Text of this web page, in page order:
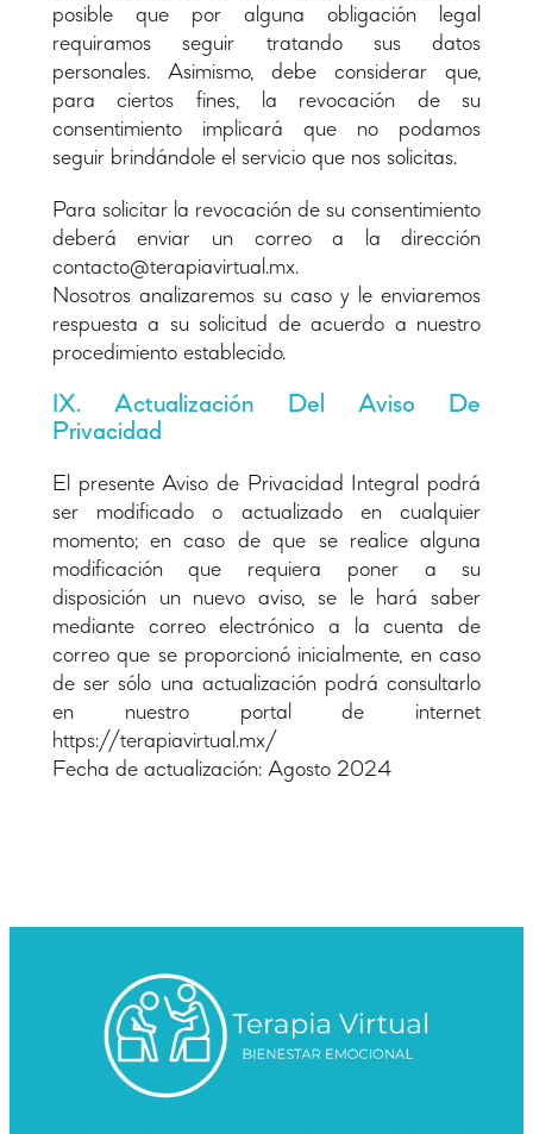
posible que por alguna obligación legal
requiramos seguir tratando sus datos
personales. Asimismo, debe considerar que,
para ciertos fines, la revocación de su
consentimiento implicará que no podamos
seguir brindándole el servicio que nos solicitas.
Para solicitar la revocación de su consentimiento
deberá enviar un correo a la dirección
contacto@terapiavirtual.mx.
Nosotros analizaremos su caso y le enviaremos
respuesta a su solicitud de acuerdo a nuestro
procedimiento establecido.
IX. Actualización Del Aviso De
Privacidad
El presente Aviso de Privacidad Integral podrá
ser modificado o actualizado en cualquier
momento; en caso de que se realice alguna
modificación que requiera poner a su
disposición un nuevo aviso, se le hará saber
mediante correo electrónico a la cuenta de
correo que se proporcionó inicialmente, en caso
de ser sólo una actualización podrá consultarlo
en nuestro portal de internet
https://terapiavirtual.mx/
Fecha de actualización: Agosto 2024